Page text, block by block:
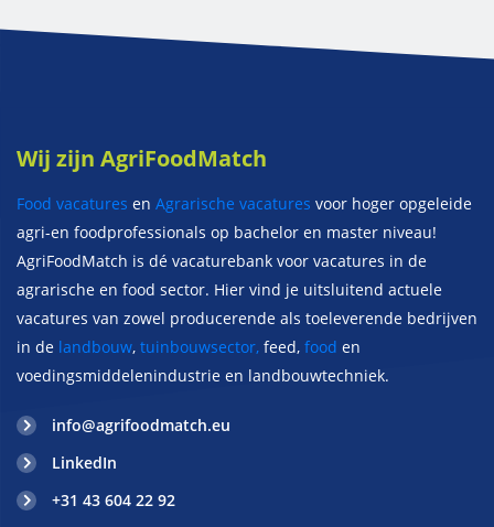
Wij zijn AgriFoodMatch
Food vacatures en Agrarische vacatures voor hoger opgeleide
agri-en foodprofessionals op bachelor en master niveau!
AgriFoodMatch is dé vacaturebank voor vacatures in de
agrarische en food sector. Hier vind je uitsluitend actuele
vacatures van zowel producerende als toeleverende bedrijven
in de landbouw, tuinbouwsector, feed, food en
voedingsmiddelenindustrie en landbouwtechniek.
info@agrifoodmatch.eu
LinkedIn
+31 43 604 22 92